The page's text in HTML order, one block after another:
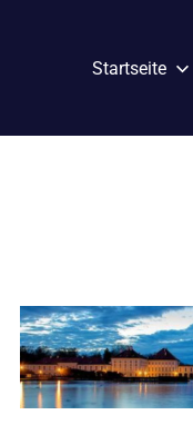
Startseite